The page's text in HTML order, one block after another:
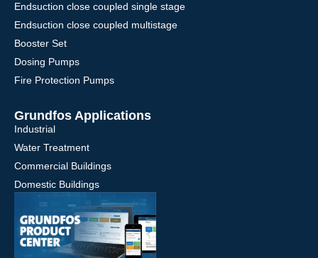
Endsuction close coupled single stage
Endsuction close coupled multistage
Booster Set
Dosing Pumps
Fire Protection Pumps
Grundfos Applications
Industrial
Water Treatment
Commercial Buildings
Domestic Buildings